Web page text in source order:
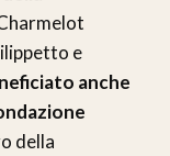
e
anche
della